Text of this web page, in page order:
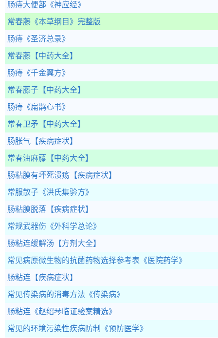
肠痔大便部 《神应经》
常春藤 《本草纲目》完整版
肠痔 《圣济总录》
常春藤 【中药大全】
肠痔 《千金翼方》
常春藤子 【中药大全】
肠痔 《扁鹊心书》
常春卫矛 【中药大全】
肠胀气 【疾病症状】
常春油麻藤 【中药大全】
肠粘膜有坏死溃疡 【疾病症状】
常服散子 《洪氏集验方》
肠粘膜脱落 【疾病症状】
常规武器伤 《外科学总论》
肠粘连缓解汤 【方剂大全】
常见病原微生物的抗菌药物选择参考表 《医院药学》
肠粘连 【疾病症状】
常见传染病的消毒方法 《传染病》
肠粘连 《赵绍琴临证验案精选》
常见的环境污染性疾病防制 《预防医学》